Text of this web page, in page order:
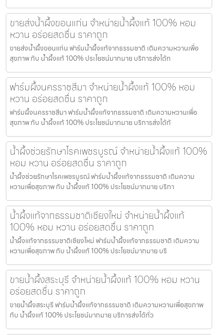
ขายส่งน้ำผึ้งขอนแก่น จำหน่ายน้ำผึ้งแท้ 100% หอม
หวาน อร่อยสดชื่น ราคาถูก
ขายส่งน้ำผึ้งขอนแก่น ฟาร์มน้ำผึ้งแท้จากธรรมชาติ เติมความหวานเพื่อ
สุขภาพ กับ น้ำผึ้งแท้ 100% ประโยชน์มากมาย บริการส่งได้ท
ฟาร์มผึ้งนครราชสีมา จำหน่ายน้ำผึ้งแท้ 100% หอม
หวาน อร่อยสดชื่น ราคาถูก
ฟาร์มผึ้งนครราชสีมา ฟาร์มน้ำผึ้งแท้จากธรรมชาติ เติมความหวานเพื่อ
สุขภาพ กับ น้ำผึ้งแท้ 100% ประโยชน์มากมาย บริการส่งได้ทั
น้ำผึ้งช่วยรักษาโรคเพชรบูรณ์ จำหน่ายน้ำผึ้งแท้ 100%
หอม หวาน อร่อยสดชื่น ราคาถูก
น้ำผึ้งช่วยรักษาโรคเพชรบูรณ์ ฟาร์มน้ำผึ้งแท้จากธรรมชาติ เติมความ
หวานเพื่อสุขภาพ กับ น้ำผึ้งแท้ 100% ประโยชน์มากมาย บริกา
น้ำผึ้งแท้จากธรรมชาติเชียงใหม่ จำหน่ายน้ำผึ้งแท้
100% หอม หวาน อร่อยสดชื่น ราคาถูก
น้ำผึ้งแท้จากธรรมชาติเชียงใหม่ ฟาร์มน้ำผึ้งแท้จากธรรมชาติ เติมความ
หวานเพื่อสุขภาพ กับ น้ำผึ้งแท้ 100% ประโยชน์มากมาย บริ
ขายน้ำผึ้งสระบุรี จำหน่ายน้ำผึ้งแท้ 100% หอม หวาน
อร่อยสดชื่น ราคาถูก
ขายน้ำผึ้งสระบุรี ฟาร์มน้ำผึ้งแท้จากธรรมชาติ เติมความหวานเพื่อสุขภาพ
กับ น้ำผึ้งแท้ 100% ประโยชน์มากมาย บริการส่งได้ทั่ว